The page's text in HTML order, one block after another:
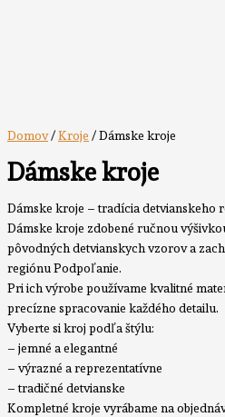
Domov/Kroje / Dámske kroje
Dámske kroje
Dámske kroje – tradícia detvianskeho
Dámske kroje zdobené ručnou
pôvodných detvianskych vzorov a
regiónu Podpoľanie.
Pri ich výrobe používame kvalitné
precízne spracovanie každého detailu.
Vyberte si kroj podľa štýlu:
– jemné a elegantné
– výrazné a reprezentatívne
– tradičné detvianske
Kompletné kroje vyrábame na